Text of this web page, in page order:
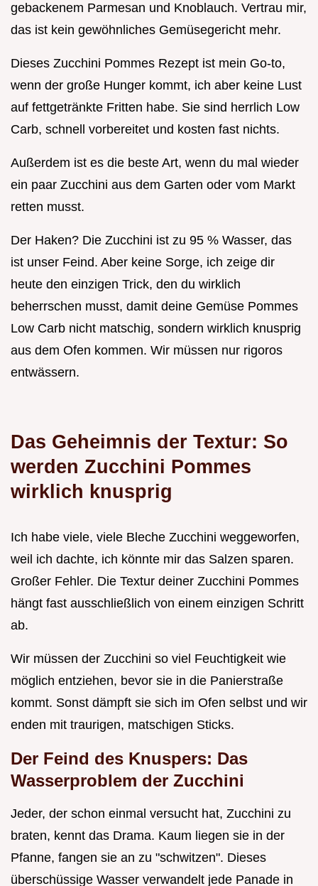
gebackenem Parmesan und Knoblauch. Vertrau mir,
das ist kein gewöhnliches Gemüsegericht mehr.
Dieses Zucchini Pommes Rezept ist mein Go-to,
wenn der große Hunger kommt, ich aber keine Lust
auf fettgetränkte Fritten habe. Sie sind herrlich Low
Carb, schnell vorbereitet und kosten fast nichts.
Außerdem ist es die beste Art, wenn du mal wieder
ein paar Zucchini aus dem Garten oder vom Markt
retten musst.
Der Haken? Die Zucchini ist zu 95 % Wasser, das
ist unser Feind. Aber keine Sorge, ich zeige dir
heute den einzigen Trick, den du wirklich
beherrschen musst, damit deine Gemüse Pommes
Low Carb nicht matschig, sondern wirklich knusprig
aus dem Ofen kommen. Wir müssen nur rigoros
entwässern.
Das Geheimnis der Textur: So
werden Zucchini Pommes
wirklich knusprig
Ich habe viele, viele Bleche Zucchini weggeworfen,
weil ich dachte, ich könnte mir das Salzen sparen.
Großer Fehler. Die Textur deiner Zucchini Pommes
hängt fast ausschließlich von einem einzigen Schritt
ab.
Wir müssen der Zucchini so viel Feuchtigkeit wie
möglich entziehen, bevor sie in die Panierstraße
kommt. Sonst dämpft sie sich im Ofen selbst und wir
enden mit traurigen, matschigen Sticks.
Der Feind des Knuspers: Das
Wasserproblem der Zucchini
Jeder, der schon einmal versucht hat, Zucchini zu
braten, kennt das Drama. Kaum liegen sie in der
Pfanne, fangen sie an zu "schwitzen". Dieses
überschüssige Wasser verwandelt jede Panade in